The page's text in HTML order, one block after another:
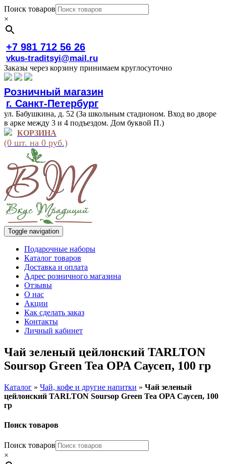
Поиск товаров
×
+7 981 712 56 26
vkus-traditsyi@mail.ru
Заказы через корзину принимаем круглосуточно
Розничный магазин
г. Санкт-Петербург
ул. Бабушкина, д. 52 (За школьным стадионом. Вход во дворе
в арке между 3 и 4 подъездом. Дом буквой П.)
КОРЗИНА
(0 шт. на 0 руб.)
Toggle navigation
Подарочные наборы
Каталог товаров
Доставка и оплата
Адрес розничного магазина
Отзывы
О нас
Акции
Как сделать заказ
Контакты
Личный кабинет
Чай зеленый цейлонский TARLTON
Soursop Green Tea OPA Саусеп, 100 гр
Каталог » Чай, кофе и другие напитки » Чай зеленый
цейлонский TARLTON Soursop Green Tea OPA Саусеп, 100
гр
Поиск товаров
Поиск товаров
×